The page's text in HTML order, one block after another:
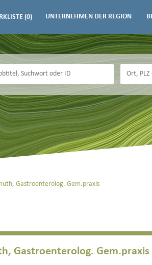
(0) UNTERNEHMEN DER REGION
Gastroenterolog. Gem.praxis
Gastroenterolog. Gem.praxis